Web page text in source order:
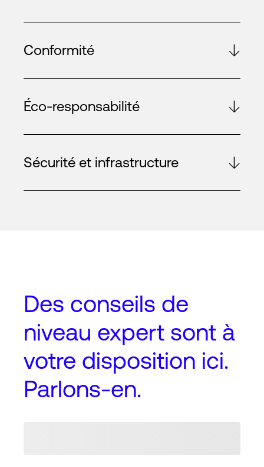
Conformité
Éco-responsabilité
Sécurité et infrastructure
Des conseils de
niveau expert sont à
votre disposition ici.
Parlons-en.